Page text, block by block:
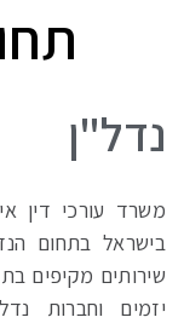
נדל"ן
משרד עורכי דין
בישראל בתחום
שירותים מקיפים
יזמים וחברות